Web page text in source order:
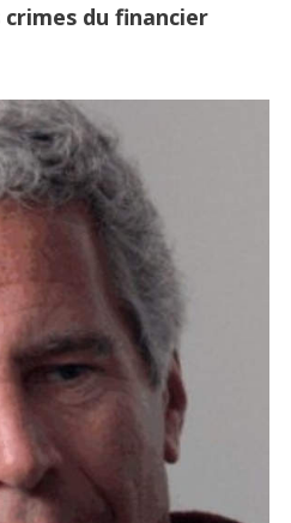
du financier